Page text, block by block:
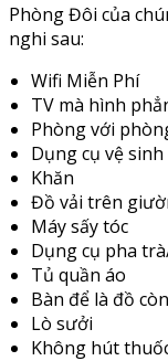
Phòng Đôi của
nghi sau:
Wifi Miễn Phí
TV mà hình
Phòng với
Dụng cụ vệ sinh
Khăn
Đồ vải trên
Máy sấy tóc
Dụng cụ pha
Tủ quần áo
Bàn để là đồ
Lò sưởi
Không hút